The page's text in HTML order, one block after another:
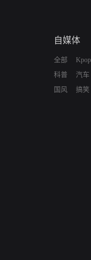
自媒体
全部
科普
国风
Kpop
汽车
搞笑